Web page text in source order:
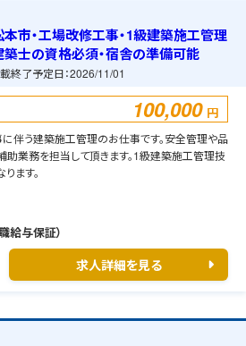
市・工場改修工事・1級建築施工管理
士の資格必須・宿舎の準備可能
終了予定日：2026/11/01
100,000 円
伴う建築施工管理のお仕事です。安全管理や品
助業務を担当して頂きます。1級建築施工管理技
ます。
給与保証）
求人詳細を見る